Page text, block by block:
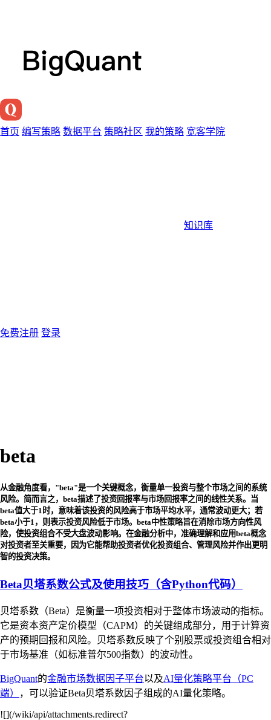
首页 编写策略 数据平台 策略社区 我的策略 宽客学院
知识库
免费注册 登录
beta
从金融角度看，"beta"是一个关键概念，衡量单一投资与整个市场之间的系统
风险。简而言之，beta描述了投资回报率与市场回报率之间的线性关系。当
beta值大于1时，意味着该投资的风险高于市场平均水平，通常波动更大；若
beta小于1，则表示投资风险低于市场。beta中性策略旨在消除市场方向性风
险，使投资组合不受大盘波动影响。在金融分析中，准确理解和应用beta概念
对投资者至关重要，因为它能帮助投资者优化投资组合、管理风险并作出更明
智的投资决策。
Beta贝塔系数公式及使用技巧（含Python代码）
贝塔系数（Beta）是衡量一项投资相对于整体市场波动的指标。
它是资本资产定价模型（CAPM）的关键组成部分，用于计算资
产的预期回报和风险。贝塔系数反映了个别股票或投资组合相对
于市场基准（如标准普尔500指数）的波动性。
BigQuant的金融市场数据因子平台以及AI量化策略平台（PC
端）
，可以验证Beta贝塔系数因子组成的AI量化策略。
![](/wiki/api/attachments.redirect?